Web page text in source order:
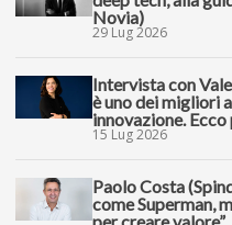
Novia)
29 Lug 2026
Intervista con
è uno dei migliori
innovazione. Ecco
15 Lug 2026
Paolo Costa
come Superman,